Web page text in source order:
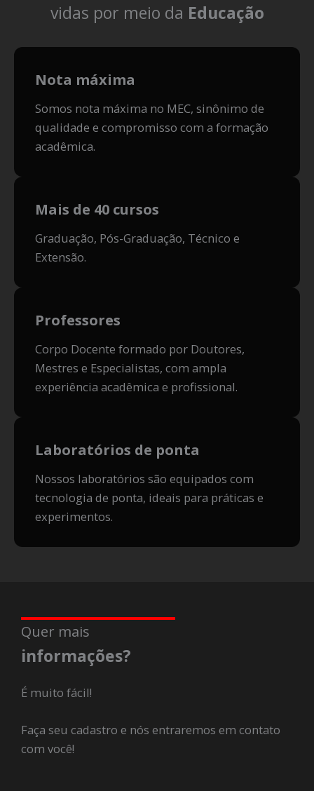
vidas por meio da Educação
Nota máxima
Somos nota máxima no MEC, sinônimo de
qualidade e compromisso com a formação
acadêmica.
Mais de 40 cursos
Graduação, Pós-Graduação, Técnico e
Extensão.
Professores
Corpo Docente formado por Doutores,
Mestres e Especialistas, com ampla
experiência acadêmica e profissional.
Laboratórios de ponta
Nossos laboratórios são equipados com
tecnologia de ponta, ideais para práticas e
experimentos.
Quer mais
informações?
É muito fácil!
Faça seu cadastro e nós entraremos em contato
com você!